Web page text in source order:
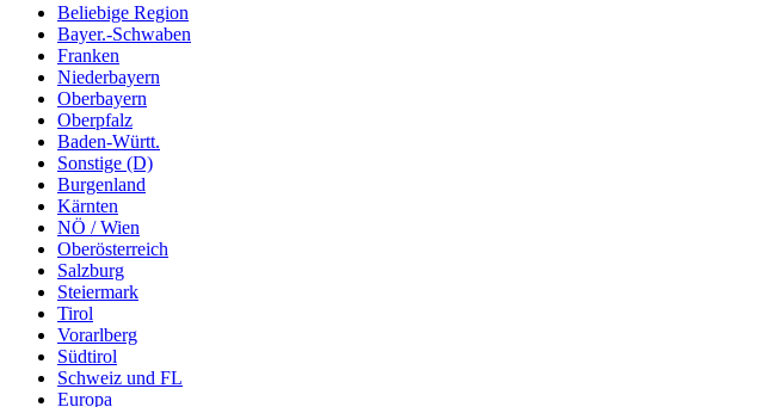
Beliebige Region
Bayer.-Schwaben
Franken
Niederbayern
Oberbayern
Oberpfalz
Baden-Württ.
Sonstige (D)
Burgenland
Kärnten
NÖ / Wien
Oberösterreich
Salzburg
Steiermark
Tirol
Vorarlberg
Südtirol
Schweiz und FL
Europa